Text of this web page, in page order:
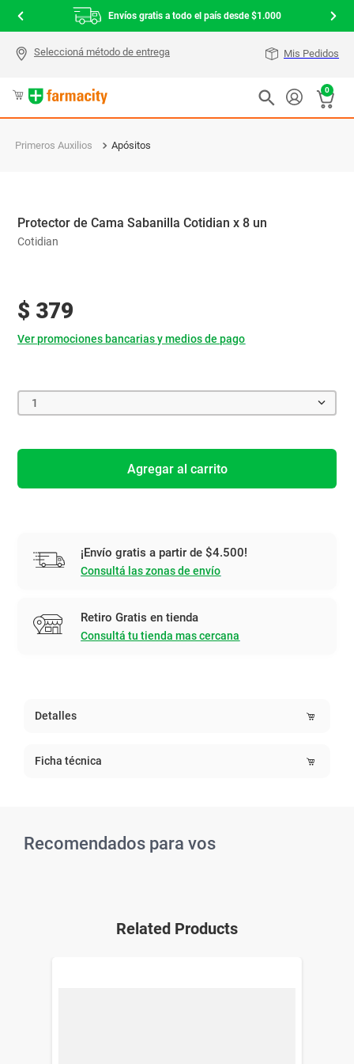
Envíos gratis a todo el país desde $1.000
Mis Pedidos
0
Primeros Auxilios Apósitos
Protector de Cama Sabanilla Cotidian x 8 un
Cotidian
$ 379
Ver promociones bancarias y medios de pago
1
Agregar al carrito
¡Envío gratis a partir de $4.500!
Consultá las zonas de envío
Retiro Gratis en tienda
Consultá tu tienda mas cercana
Detalles
Ficha técnica
Recomendados para vos
Related Products